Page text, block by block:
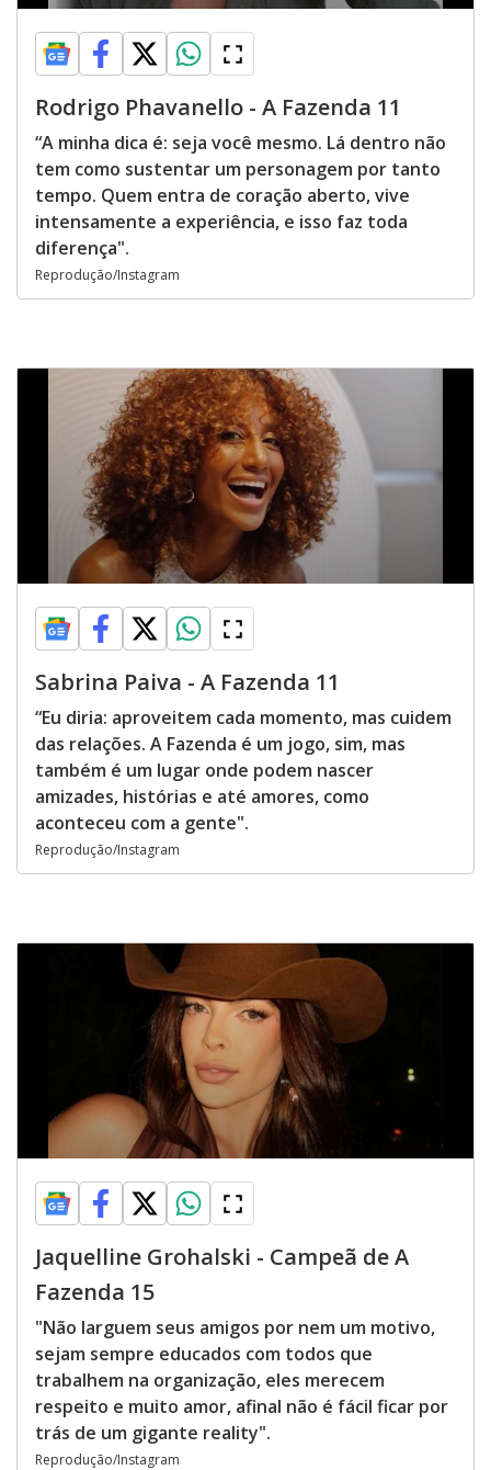
Rodrigo Phavanello - A Fazenda 11
“A minha dica é: seja você mesmo. Lá dentro não
tem como sustentar um personagem por tanto
tempo. Quem entra de coração aberto, vive
intensamente a experiência, e isso faz toda
diferença".
Reprodução/Instagram
Sabrina Paiva - A Fazenda 11
“Eu diria: aproveitem cada momento, mas cuidem
das relações. A Fazenda é um jogo, sim, mas
também é um lugar onde podem nascer
amizades, histórias e até amores, como
aconteceu com a gente".
Reprodução/Instagram
Jaquelline Grohalski - Campeã de A
Fazenda 15
"Não larguem seus amigos por nem um motivo,
sejam sempre educados com todos que
trabalhem na organização, eles merecem
respeito e muito amor, afinal não é fácil ficar por
trás de um gigante reality".
Reprodução/Instagram